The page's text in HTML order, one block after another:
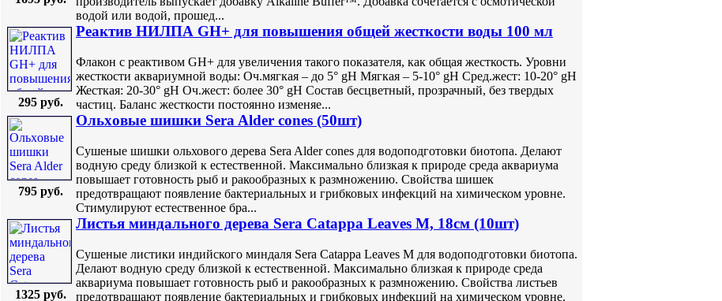
водой или водой, прошед...
295 руб.
Реактив НИЛПА GH+ для повышения общей жесткости воды 100 мл
Флакон с реактивом GH+ для увеличения такого показателя, как общая жесткость. Уровни
жесткости аквариумной воды: Оч.мягкая – до 5° gH Мягкая – 5-10° gH Сред.жест: 10-20° gH
Жесткая: 20-30° gH Оч.жест: более 30° gH Состав бесцветный, прозрачный, без твердых
частиц. Баланс жесткости постоянно изменяе...
795 руб.
Ольxовые шишки Sera Alder cones (50шт)
Сушеные шишки ольхового дерева Sera Alder cones для водоподготовки биотопа. Делают
водную среду близкой к естественной. Максимально близкая к природе среда аквариума
повышает готовность рыб и ракообразных к размножению. Свойства шишек
предотвращают появление бактериальных и грибковых инфекций на химическом уровне.
Стимулируют естественное бра...
1325 руб.
Листья миндального дерева Sera Catappa Leaves М, 18см (10шт)
Сушеные листики индийского миндаля Sera Catappa Leaves М для водоподготовки биотопа.
Делают водную среду близкой к естественной. Максимально близкая к природе среда
аквариума повышает готовность рыб и ракообразных к размножению. Свойства листьев
предотвращают появление бактериальных и грибковых инфекций на химическом уровне.